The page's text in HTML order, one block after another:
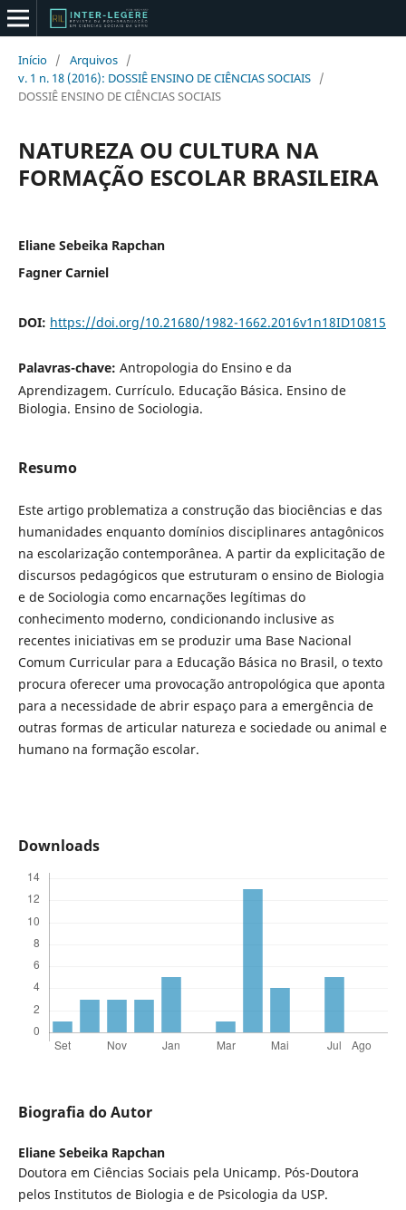
Início / Arquivos /
v. 1 n. 18 (2016): DOSSIÊ ENSINO DE CIÊNCIAS SOCIAIS /
DOSSIÊ ENSINO DE CIÊNCIAS SOCIAIS
NATUREZA OU CULTURA NA
FORMAÇÃO ESCOLAR BRASILEIRA
Eliane Sebeika Rapchan
Fagner Carniel
DOI: https://doi.org/10.21680/1982-1662.2016v1n18ID10815
Palavras-chave: Antropologia do Ensino e da
Aprendizagem. Currículo. Educação Básica. Ensino de
Biologia. Ensino de Sociologia.
Resumo
Este artigo problematiza a construção das biociências e das
humanidades enquanto domínios disciplinares antagônicos
na escolarização contemporânea. A partir da explicitação de
discursos pedagógicos que estruturam o ensino de Biologia
e de Sociologia como encarnações legítimas do
conhecimento moderno, condicionando inclusive as
recentes iniciativas em se produzir uma Base Nacional
Comum Curricular para a Educação Básica no Brasil, o texto
procura oferecer uma provocação antropológica que aponta
para a necessidade de abrir espaço para a emergência de
outras formas de articular natureza e sociedade ou animal e
humano na formação escolar.
Downloads
Biografia do Autor
Eliane Sebeika Rapchan
Doutora em Ciências Sociais pela Unicamp. Pós-Doutora
pelos Institutos de Biologia e de Psicologia da USP.